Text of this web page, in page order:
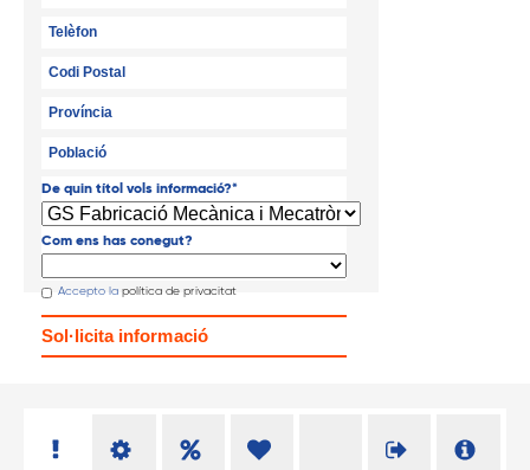
De quin títol vols informació?*
Com ens has conegut?
Accepto lapolítica de privacitat